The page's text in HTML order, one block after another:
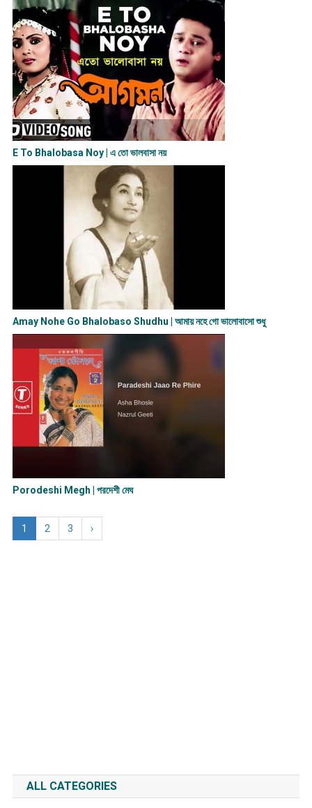
E To Bhalobasa Noy | এ তো ভালবাসা ন​য়
Amay Nohe Go Bhalobaso Shudhu | আমায় নহে গো ভালোবাসো শুধু
Porodeshi Megh | পরদেশী মেঘ
1 2 3 ›
ALL CATEGORIES